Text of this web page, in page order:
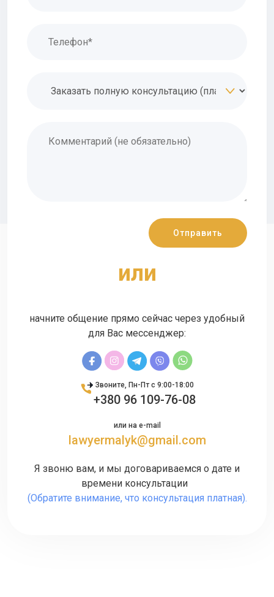
или
начните общение прямо сейчас через удобный
для Вас мессенджер:
Звоните, Пн-Пт с 9:00-18:00
+380 96 109-76-08
или на e-mail
lawyermalyk@gmail.com
Я звоню вам, и мы договариваемся о дате и
времени консультации
(Обратите внимание, что консультация платная).